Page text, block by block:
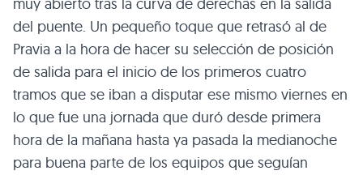
muy abierto tras la curva de derechas en la salida
del puente. Un pequeño toque que retrasó al de
Pravia a la hora de hacer su selección de posición
de salida para el inicio de los primeros cuatro
tramos que se iban a disputar ese mismo viernes en
lo que fue una jornada que duró desde primera
hora de la mañana hasta ya pasada la medianoche
para buena parte de los equipos que seguían